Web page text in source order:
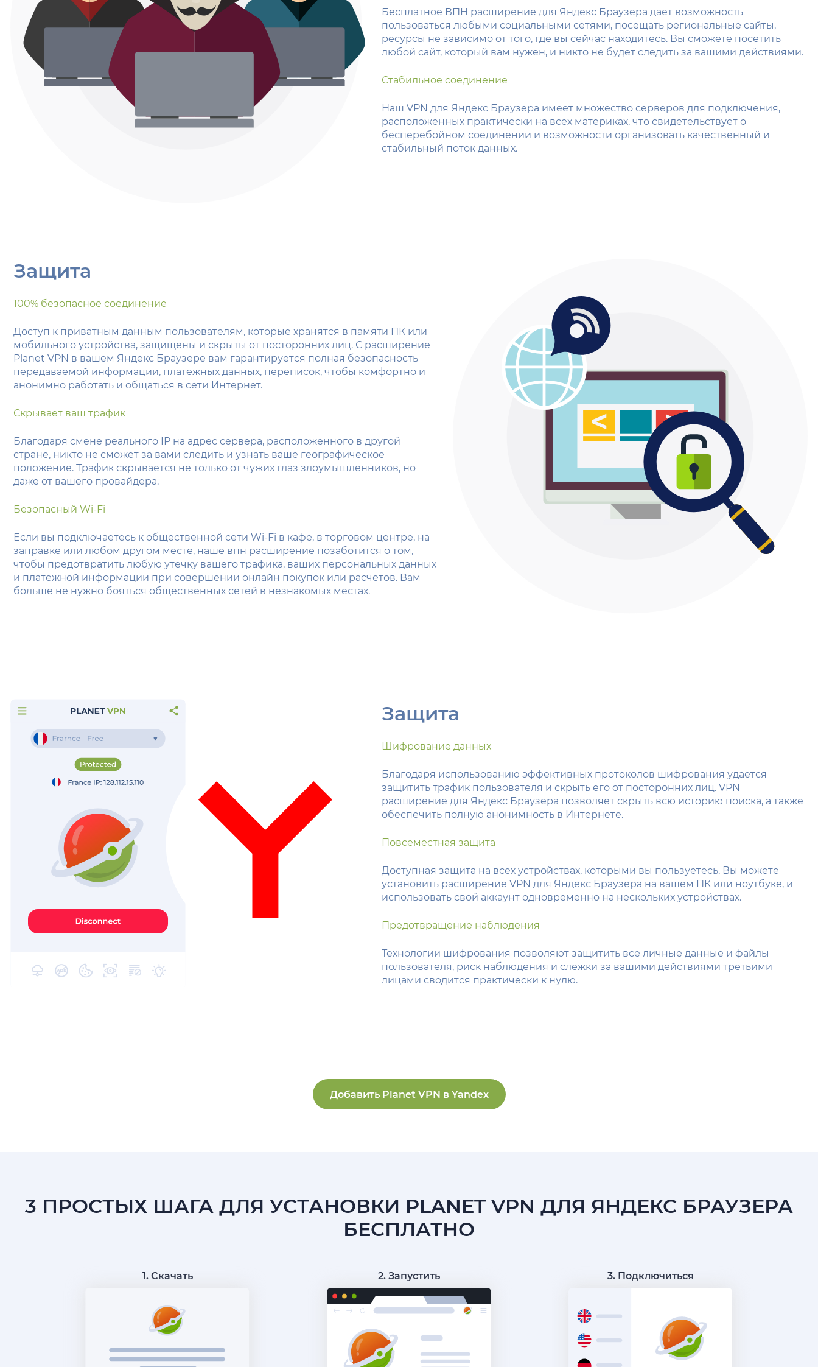
Бесплатное ВПН расширение для Яндекс Браузера дает возможность
пользоваться любыми социальными сетями, посещать региональные сайты,
ресурсы не зависимо от того, где вы сейчас находитесь. Вы сможете посетить
любой сайт, который вам нужен, и никто не будет следить за вашими действиями.
Стабильное соединение
Наш VPN для Яндекс Браузера имеет множество серверов для подключения,
расположенных практически на всех материках, что свидетельствует о
бесперебойном соединении и возможности организовать качественный и
стабильный поток данных.
Защита
100% безопасное соединение
Доступ к приватным данным пользователям, которые хранятся в памяти ПК или
мобильного устройства, защищены и скрыты от посторонних лиц. С расширение
Planet VPN в вашем Яндекс Браузере вам гарантируется полная безопасность
передаваемой информации, платежных данных, переписок, чтобы комфортно и
анонимно работать и общаться в сети Интернет.
Скрывает ваш трафик
Благодаря смене реального IP на адрес сервера, расположенного в другой
стране, никто не сможет за вами следить и узнать ваше географическое
положение. Трафик скрывается не только от чужих глаз злоумышленников, но
даже от вашего провайдера.
Безопасный Wi-Fi
Если вы подключаетесь к общественной сети Wi-Fi в кафе, в торговом центре, на
заправке или любом другом месте, наше впн расширение позаботится о том,
чтобы предотвратить любую утечку вашего трафика, ваших персональных данных
и платежной информации при совершении онлайн покупок или расчетов. Вам
больше не нужно бояться общественных сетей в незнакомых местах.
Защита
Шифрование данных
Благодаря использованию эффективных протоколов шифрования удается
защитить трафик пользователя и скрыть его от посторонних лиц. VPN
расширение для Яндекс Браузера позволяет скрыть всю историю поиска, а также
обеспечить полную анонимность в Интернете.
Повсеместная защита
Доступная защита на всех устройствах, которыми вы пользуетесь. Вы можете
установить расширение VPN для Яндекс Браузера на вашем ПК или ноутбуке, и
использовать свой аккаунт одновременно на нескольких устройствах.
Предотвращение наблюдения
Технологии шифрования позволяют защитить все личные данные и файлы
пользователя, риск наблюдения и слежки за вашими действиями третьими
лицами сводится практически к нулю.
Добавить Planet VPN в Yandex
3 ПРОСТЫХ ШАГА ДЛЯ УСТАНОВКИ PLANET VPN ДЛЯ ЯНДЕКС БРАУЗЕРА
БЕСПЛАТНО
1. Скачать 2. Запустить 3. Подключиться